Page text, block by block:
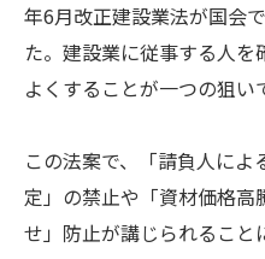
年6月改正建設業法が国会
た。建設業に従事する人
よくすることが一つの狙い
この法案で、「請負人に
定」の禁止や「資材価格
せ」防止が講じられること